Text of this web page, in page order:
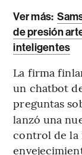
Ver más:
de presión
inteligentes
La firma
un chatbot
preguntas
lanzó una
control de la